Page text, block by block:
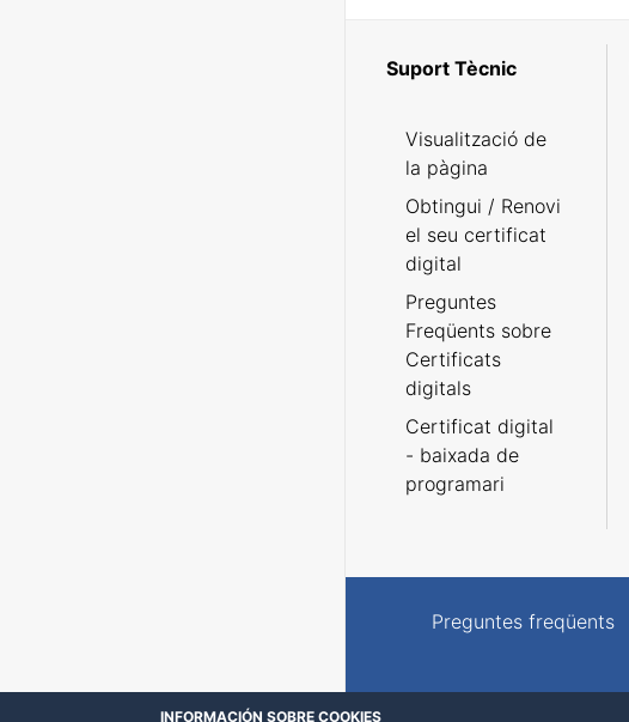
Suport Tècnic
Visualització de
la pàgina
Obtingui / Renovi
el seu certificat
digital
Preguntes
Freqüents sobre
Certificats
digitals
Certificat digital
- baixada de
programari
Preguntes freqüents
INFORMACIÓN SOBRE COOKIES